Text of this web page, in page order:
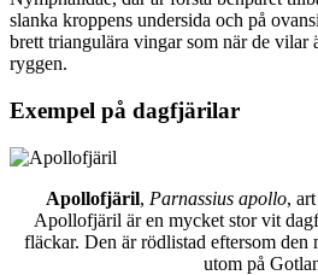
slanka kroppens undersida och på
brett triangulära vingar som när de vilar
ryggen.
Exempel på dagfjärilar
Apollofjäril, Parnassius apollo,
Apollofjäril är en mycket stor vit
fläckar. Den är rödlistad eftersom den
utom på